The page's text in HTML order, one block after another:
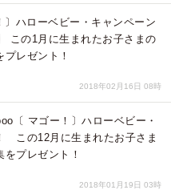
〕ハローベビー・キャンペーン
この1月に生まれたお子さまの
レゼント！
2018年02月16日 08時
〔 マゴー！〕ハローベビー・
この12月に生まれたお子さま
プレゼント！
2018年01月19日 03時